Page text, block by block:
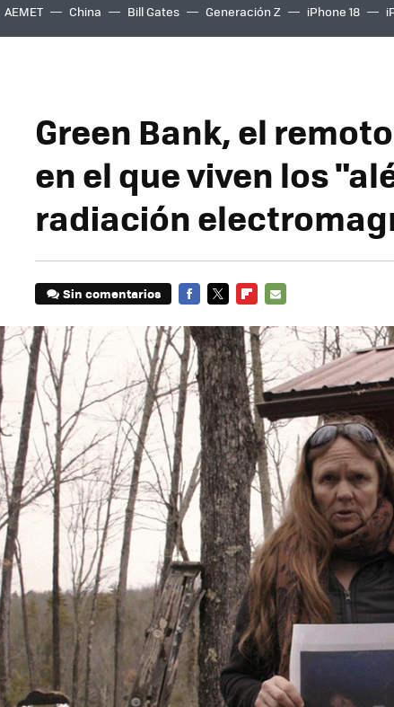
AEMET China Bill Gates Generación Z iPhone 18
Green Bank, el
en el que viven los
radiación
Sin comentarios
MAIL